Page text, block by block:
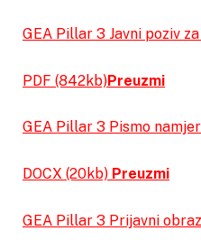
GEA Pillar 3 Javni poziv
PDF (842kb)Preuzmi
GEA Pillar 3 Pismo
DOCX (20kb) Preuzmi
GEA Pillar 3 Prijavni